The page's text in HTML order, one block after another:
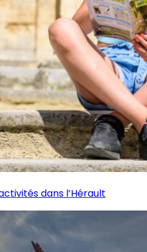
dans l’Hérault